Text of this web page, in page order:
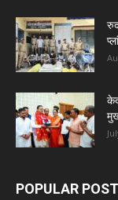
POPULAR